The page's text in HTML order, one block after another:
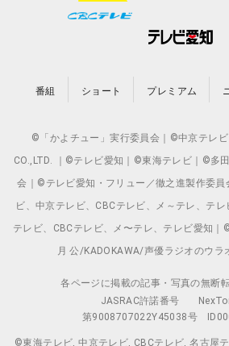
番組 ショート プレミアム
©「かよチュー」実行委員会｜©中京テレ
CO.,LTD. ｜©テレビ愛知｜©東海テレビ｜©多
会｜©テレビ愛知・フリュー／徹之進製作委
ビ、中京テレビ、CBCテレビ、メ～テレ、テ
テレビ、CBCテレビ、メ〜テレ、テレビ愛知
月 公/KADOKAWA/声優ラジオのウラ
各ページに掲載の記事・写真の無断
JASRAC許諾番号
第9008707022Y45038号
©東海テレビ, 中京テレビ, CBCテレビ, 名古屋